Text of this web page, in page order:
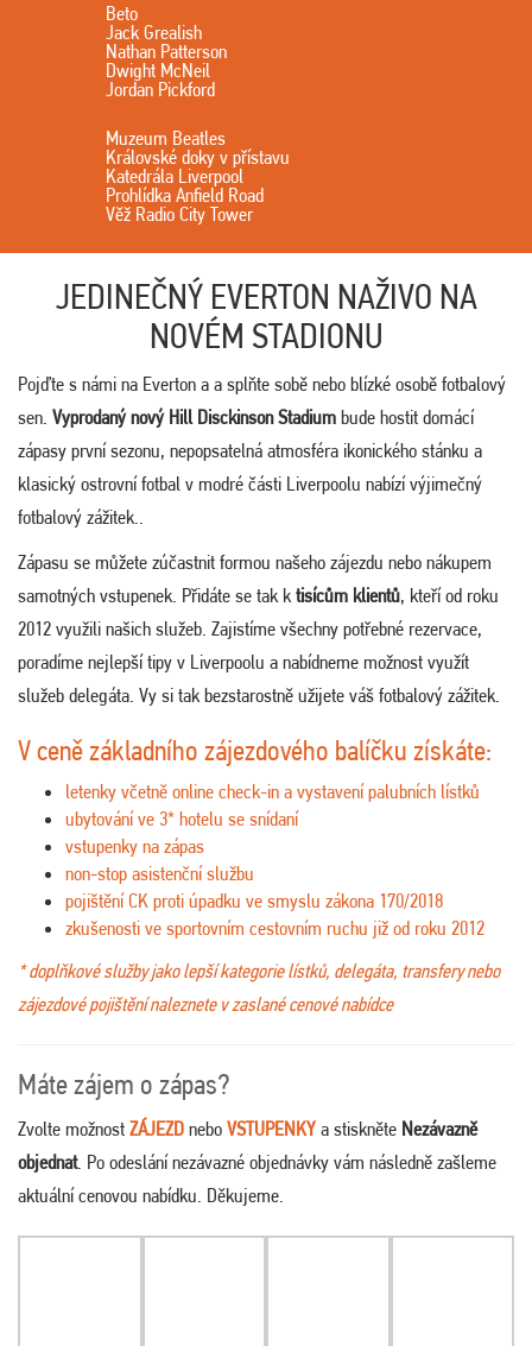
Beto
Jack Grealish
Nathan Patterson
Dwight McNeil
Jordan Pickford
Muzeum Beatles
Královské doky v přístavu
Katedrála Liverpool
Prohlídka Anfield Road
Věž Radio City Tower
JEDINEČNÝ EVERTON NAŽIVO NA
NOVÉM STADIONU
Pojďte s námi na Everton a a splňte sobě nebo blízké osobě fotbalový
sen. Vyprodaný nový Hill Disckinson Stadium bude hostit domácí
zápasy první sezonu, nepopsatelná atmosféra ikonického stánku a
klasický ostrovní fotbal v modré části Liverpoolu nabízí výjimečný
fotbalový zážitek..
Zápasu se můžete zúčastnit formou našeho zájezdu nebo nákupem
samotných vstupenek. Přidáte se tak ktisícům klientů, kteří od roku
2012 využili našich služeb. Zajistíme všechny potřebné rezervace,
poradíme nejlepší tipy v Liverpoolu a nabídneme možnost využít
služeb delegáta. Vy si tak bezstarostně užijete váš fotbalový zážitek.
V ceně základního zájezdového balíčku získáte:
letenky včetně online check-in a vystavení palubních lístků
ubytování ve 3* hotelu se snídaní
vstupenky na zápas
non-stop asistenční službu
pojištění CK proti úpadku ve smyslu zákona 170/2018
zkušenosti ve sportovním cestovním ruchu již od roku 2012
* doplňkové služby jako lepší kategorie lístků, delegáta, transfery nebo
zájezdové pojištění naleznete v zaslané cenové nabídce
Máte zájem o zápas?
Zvolte možnost ZÁJEZD nebo VSTUPENKY a stiskněte Nezávazně
objednat. Po odeslání nezávazné objednávky vám následně zašleme
aktuální cenovou nabídku. Děkujeme.